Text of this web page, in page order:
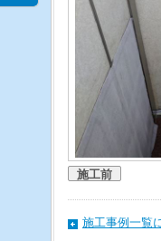
施工前
施工事例一覧